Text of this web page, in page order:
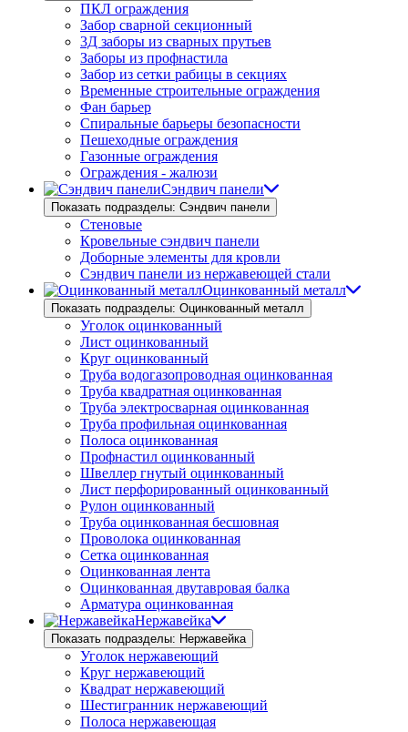
ПКЛ ограждения
Забор сварной секционный
3Д заборы из сварных прутьев
Заборы из профнастила
Забор из сетки рабицы в секциях
Временные строительные ограждения
Фан барьер
Спиральные барьеры безопасности
Пешеходные ограждения
Газонные ограждения
Ограждения - жалюзи
Сэндвич панели
Показать подразделы: Сэндвич панели
Стеновые
Кровельные сэндвич панели
Доборные элементы для кровли
Сэндвич панели из нержавеющей стали
Оцинкованный металл
Показать подразделы: Оцинкованный металл
Уголок оцинкованный
Лист оцинкованный
Круг оцинкованный
Труба водогазопроводная оцинкованная
Труба квадратная оцинкованная
Труба электросварная оцинкованная
Труба профильная оцинкованная
Полоса оцинкованная
Профнастил оцинкованный
Швеллер гнутый оцинкованный
Лист перфорированный оцинкованный
Рулон оцинкованный
Труба оцинкованная бесшовная
Проволока оцинкованная
Сетка оцинкованная
Оцинкованная лента
Оцинкованная двутавровая балка
Арматура оцинкованная
Нержавейка
Показать подразделы: Нержавейка
Уголок нержавеющий
Круг нержавеющий
Квадрат нержавеющий
Шестигранник нержавеющий
Полоса нержавеющая